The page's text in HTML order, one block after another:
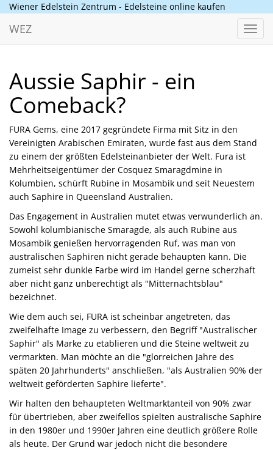
Wiener Edelstein Zentrum - Edelsteine online kaufen
WEZ
Aussie Saphir - ein
Comeback?
FURA Gems, eine 2017 gegründete Firma mit Sitz in den
Vereinigten Arabischen Emiraten, wurde fast aus dem Stand
zu einem der größten Edelsteinanbieter der Welt. Fura ist
Mehrheitseigentümer der Cosquez Smaragdmine in
Kolumbien, schürft Rubine in Mosambik und seit Neuestem
auch Saphire in Queensland Australien.
Das Engagement in Australien mutet etwas verwunderlich an.
Sowohl kolumbianische Smaragde, als auch Rubine aus
Mosambik genießen hervorragenden Ruf, was man von
australischen Saphiren nicht gerade behaupten kann. Die
zumeist sehr dunkle Farbe wird im Handel gerne scherzhaft
aber nicht ganz unberechtigt als "Mitternachtsblau"
bezeichnet.
Wie dem auch sei, FURA ist scheinbar angetreten, das
zweifelhafte Image zu verbessern, den Begriff "Australischer
Saphir" als Marke zu etablieren und die Steine weltweit zu
vermarkten. Man möchte an die "glorreichen Jahre des
späten 20 Jahrhunderts" anschließen, "als Australien 90% der
weltweit geförderten Saphire lieferte".
Wir halten den behaupteten Weltmarktanteil von 90% zwar
für übertrieben, aber zweifellos spielten australische Saphire
in den 1980er und 1990er Jahren eine deutlich größere Rolle
als heute. Der Grund war jedoch nicht die besondere